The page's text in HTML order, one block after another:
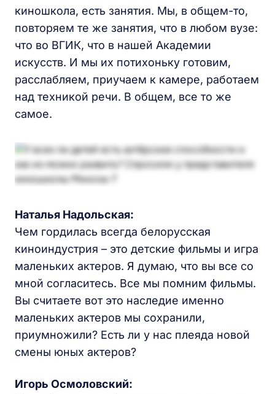
киношкола, есть занятия. Мы, в общем-то,
повторяем те же занятия, что в любом вузе:
что во ВГИК, что в нашей Академии
искусств. И мы их потихоньку готовим,
расслабляем, приучаем к камере, работаем
над техникой речи. В общем, все то же
самое.
Наталья Надольская:
Чем гордилась всегда белорусская
киноиндустрия – это детские фильмы и игра
маленьких актеров. Я думаю, что вы все со
мной согласитесь. Все мы помним фильмы.
Вы считаете вот это наследие именно
маленьких актеров мы сохранили,
приумножили? Есть ли у нас плеяда новой
смены юных актеров?
Игорь Осмоловский: